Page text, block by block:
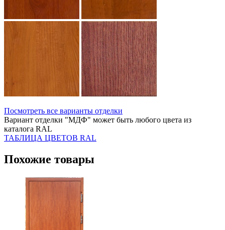
Посмотреть все варианты отделки
Вариант отделки "МДФ" может быть любого цвета из
каталога RAL
ТАБЛИЦА ЦВЕТОВ RAL
Похожие товары